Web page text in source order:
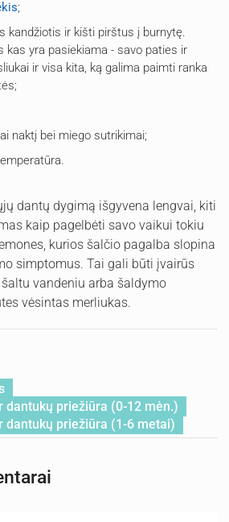
;
kandžiotis ir kišti pirštus į burnytę.
kas yra pasiekiama - savo paties ir
ir visa kita, ką galima paimti ranka
naktį bei miego sutrikimai;
dantų dygimą išgyvena lengvai, kiti
kaip pagelbėti savo vaikui tokiu
kurios šalčio pagalba slopina
simptomus. Tai gali būti įvairūs
vandeniu arba šaldymo
vėsintas merliukas.
dantukų priežiūra (0-12 mėn.)
dantukų priežiūra (1-6 metai)